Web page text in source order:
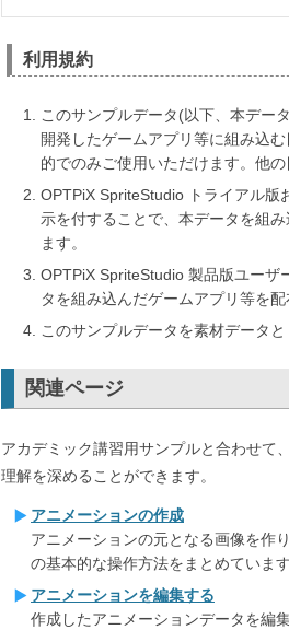
利用規約
このサンプルデータ(以下、本デー
開発したゲームアプリ等に組み込
的でのみご使用いただけます。他
OPTPiX SpriteStudio トライアル版
示を付することで、本データを組
ます。
OPTPiX SpriteStudio 製品版ユーザ
タを組み込んだゲームアプリ等を
このサンプルデータを素材データ
関連ページ
アカデミック講習用サンプルと合わせて
理解を深めることができます。
アニメーションの作成
アニメーションの元となる画像を作
の基本的な操作方法をまとめています
アニメーションを編集する
作成したアニメーションデータを編